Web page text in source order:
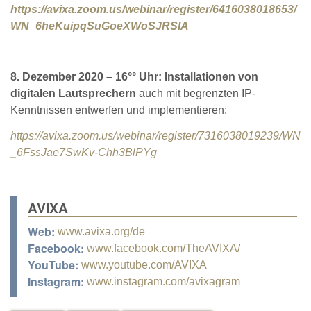
https://avixa.zoom.us/webinar/register/6416038018653/
WN_6heKuipqSuGoeXWoSJRSIA
8. Dezember 2020 – 16°° Uhr: Installationen von
digitalen Lautsprechern auch mit begrenzten IP-
Kenntnissen entwerfen und implementieren:
https://avixa.zoom.us/webinar/register/7316038019239/WN
_6FssJae7SwKv-Chh3BlPYg
AVIXA
Web: www.avixa.org/de
Facebook: www.facebook.com/TheAVIXA/
YouTube: www.youtube.com/AVIXA
Instagram: www.instagram.com/avixagram